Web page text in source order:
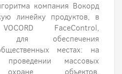
компания Вокорд
линейку продуктов, в
FaceControl,
для обеспечения
местах: на
массовых
объектов,